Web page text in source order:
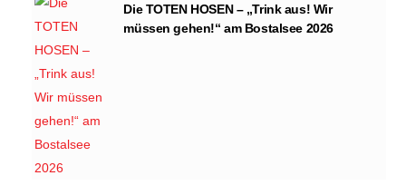
Die TOTEN HOSEN – „Trink aus! Wir
müssen gehen!“ am Bostalsee 2026